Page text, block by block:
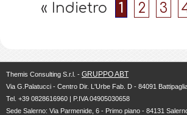
« Indietro 1 2 3
Themis Consulting S.r.l. - GRUPPO ABT
Via G.Palatucci - Centro Dir. L'Urbe Fab. D - 84091
Tel. +39 0828616960 | P.IVA 04905030658
Sede Salerno: Via Parmenide, 6 - Primo piano - 84131